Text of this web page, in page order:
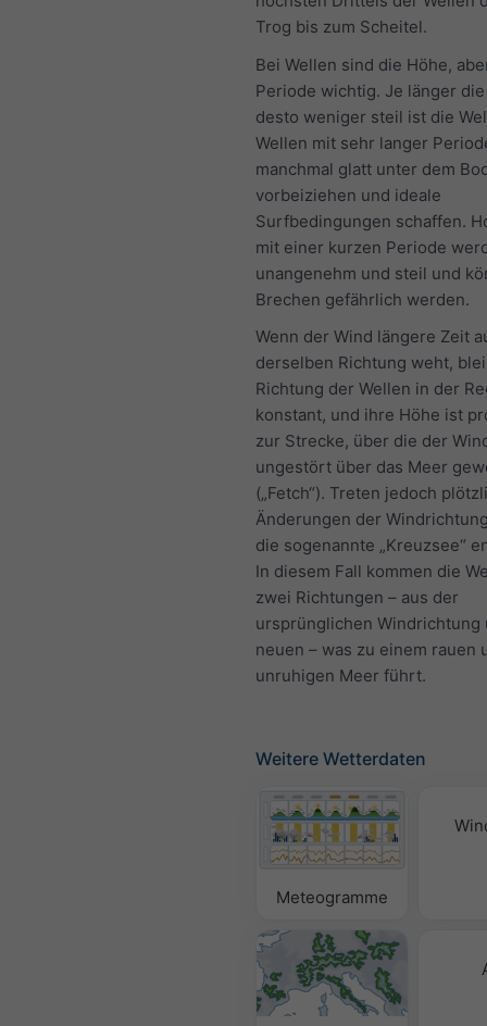
Trog bis zum Scheitel.
Bei Wellen sind die Höhe,
Periode wichtig. Je länger
desto weniger steil ist die
Wellen mit sehr langer
manchmal glatt unter dem
vorbeiziehen und ideale
Surfbedingungen schaffen.
mit einer kurzen Periode
unangenehm und steil und
Brechen gefährlich werden.
Wenn der Wind längere Zeit
derselben Richtung weht,
Richtung der Wellen in der
konstant, und ihre Höhe ist
zur Strecke, über die der
ungestört über das Meer
(„Fetch“). Treten jedoch
Änderungen der
die sogenannte „Kreuzsee“
In diesem Fall kommen die
zwei Richtungen – aus der
ursprünglichen Windrichtung
neuen – was zu einem rauen
unruhigen Meer führt.
Weitere Wetterdaten
Meteogramme